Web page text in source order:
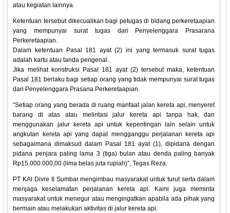
atau kegiatan lainnya.
Ketentuan tersebut dikecualikan bagi petugas di bidang perkeretaapian
yang mempunyai surat tugas dari Penyelenggara Prasarana
Perkeretaapian.
Dalam ketentuan Pasal 181 ayat (2) ini yang termasuk surat tugas
adalah kartu atau tanda pengenal.
Jika melihat konstruksi Pasal 181 ayat (2) tersebut maka, ketentuan
Pasal 181 berlaku bagi setiap orang yang tidak mempunyai surat tugas
dari Penyelenggara Prasana Perkeretaapian.
“Setiap orang yang berada di ruang manfaat jalan kereta api, menyeret
barang di atas atau melintasi jalur kereta api tanpa hak, dan
menggunakan jalur kereta api untuk kepentingan lain selain untuk
angkutan kereta api yang dapat mengganggu perjalanan kereta api
sebagaimana dimaksud dalam Pasal 181 ayat (1), dipidana dengan
pidana penjara paling lama 3 (tiga) bulan atau denda paling banyak
Rp15.000.000,00 (lima belas juta rupiah)”, Tegas Reza.
PT KAI Divre II Sumbar mengimbau masyarakat untuk turut serta dalam
menjaga keselamatan perjalanan kereta api. Kami juga meminta
masyarakat untuk menegur atau mengingatkan apabila ada pihak yang
bermain atau melakukan aktivitas di jalur kereta api.